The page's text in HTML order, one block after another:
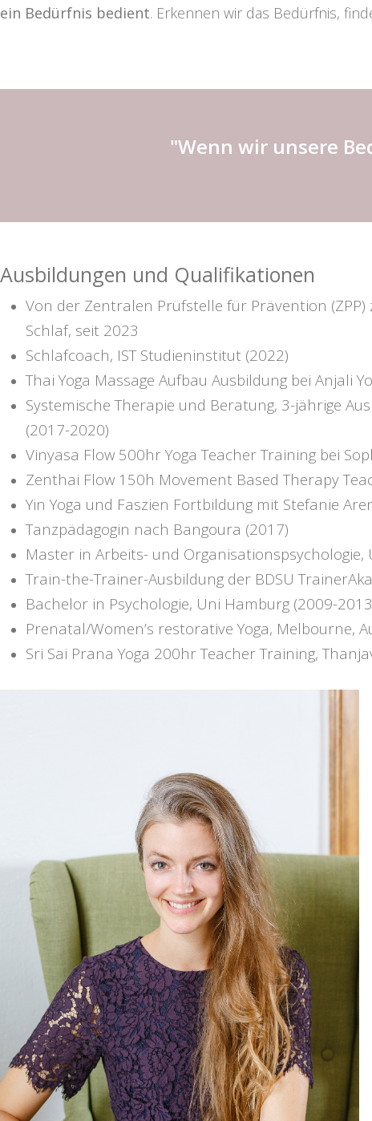
ein Bedürfnis bedient. Erkennen wir das Bedürfnis,
"Wenn wir unsere
Ausbildungen und Qualifikationen
Von der Zentralen Prüfstelle für Prävention
Schlaf, seit 2023
Schlafcoach, IST Studieninstitut (2022)
Thai Yoga Massage Aufbau Ausbildung bei Anjali
Systemische Therapie und Beratung, 3-jährige
(2017-2020)
Vinyasa Flow 500hr Yoga Teacher Training bei
Zenthai Flow 150h Movement Based Therapy
Yin Yoga und Faszien Fortbildung mit Stefanie
Tanzpädagogin nach Bangoura (2017)
Master in Arbeits- und Organisationspsychologie,
Train-the-Trainer-Ausbildung der BDSU
Bachelor in Psychologie, Uni Hamburg (2009-
Prenatal/Women’s restorative Yoga, Melbourne,
Sri Sai Prana Yoga 200hr Teacher Training,